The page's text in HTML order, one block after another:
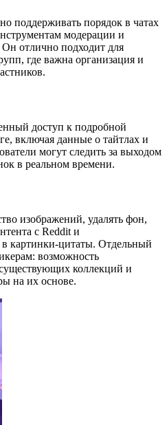
поддерживать порядок в чатах
модерации и
отлично подходит для
где важна организация и
доступ к подробной
включая данные о тайтлах и
могут следить за выходом
в реальном времени.
изображений, удалять фон,
с Reddit и
картинки‑цитаты. Отдельный
возможность
коллекций и
на их основе.